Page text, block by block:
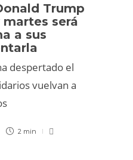
Trump
será
a sus
despertado el
vuelvan a
2 min